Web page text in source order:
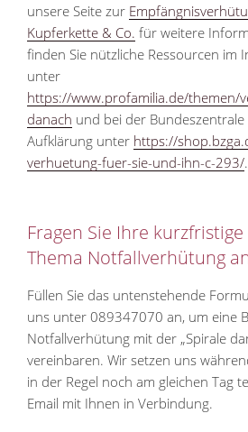
unsere Seite zur
Kupferkette & Co. für weitere
finden Sie nützliche Ressourcen im
unter
https://www.profamilia.de/themen/
danach und bei der
Aufklärung unter https://
verhuetung-fuer-sie-und-ihn-c-293/.
Fragen Sie Ihre
Thema Notfallverhütung
Füllen Sie das untenstehende
uns unter 089347070 an, um eine
Notfallverhütung mit der „Spirale
vereinbaren. Wir setzen uns
in der Regel noch am gleichen Tag
Email mit Ihnen in Verbindung.